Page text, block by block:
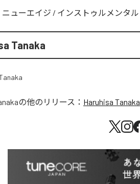
ニューエイジ / インストゥルメンタル
Tanaka
の他のリリース： Haruhisa Tanaka